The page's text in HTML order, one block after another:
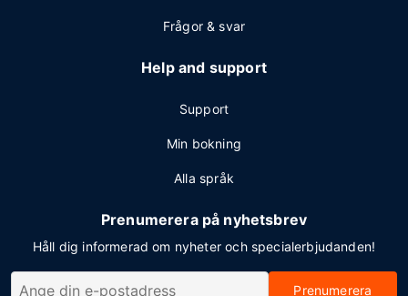
Frågor & svar
Help and support
Support
Min bokning
Alla språk
Prenumerera på nyhetsbrev
Håll dig informerad om nyheter och specialerbjudanden!
Prenumerera